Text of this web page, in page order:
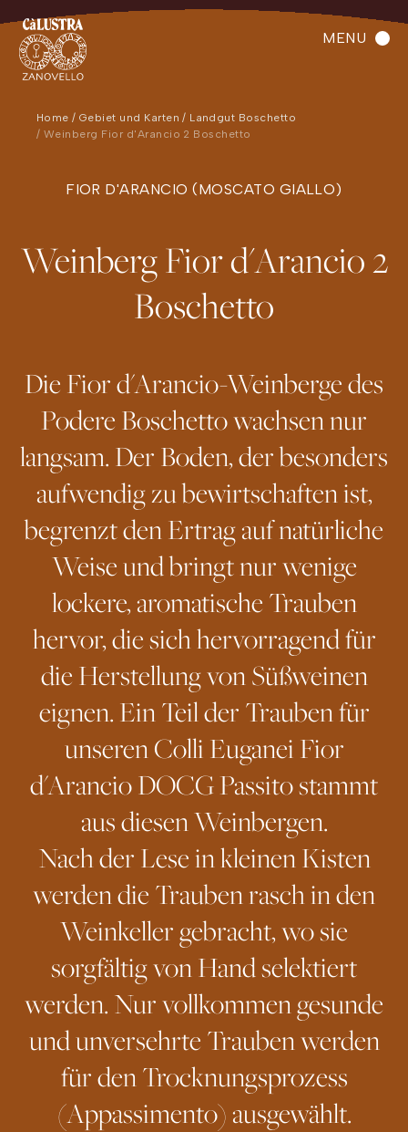
MENU
Home Gebiet und Karten
Landgut Boschetto
Weinberg Fior d'Arancio 2 Boschetto
FIOR D'ARANCIO (MOSCATO GIALLO)
Weinberg Fior d'Arancio 2
Boschetto
Die Fior d'Arancio-Weinberge des
Podere Boschetto wachsen nur
langsam. Der Boden, der besonders
aufwendig zu bewirtschaften ist,
begrenzt den Ertrag auf natürliche
Weise und bringt nur wenige
lockere, aromatische Trauben
hervor, die sich hervorragend für
die Herstellung von Süßweinen
eignen. Ein Teil der Trauben für
unseren Colli Euganei Fior
d'Arancio DOCG Passito stammt
aus diesen Weinbergen.
Nach der Lese in kleinen Kisten
werden die Trauben rasch in den
Weinkeller gebracht, wo sie
sorgfältig von Hand selektiert
werden. Nur vollkommen gesunde
und unversehrte Trauben werden
für den Trocknungsprozess
(Appassimento) ausgewählt.